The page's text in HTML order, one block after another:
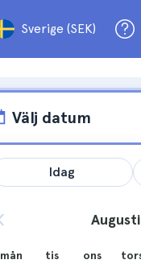
Sverige (SEK)
Välj datum
Idag
mån tis ons